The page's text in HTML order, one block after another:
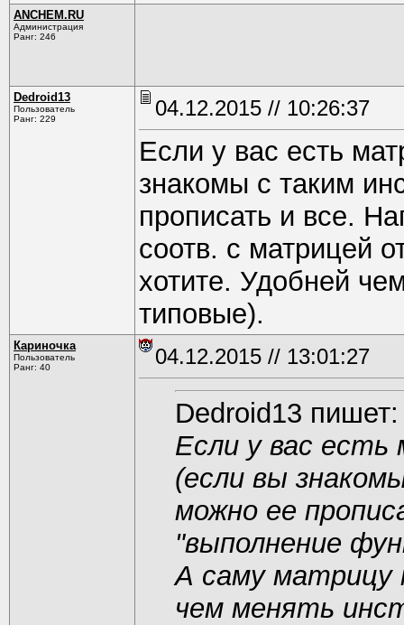
ANCHEM.RU
Администрация
Ранг: 246
Dedroid13
Пользователь
Ранг: 229
04.12.2015 // 10:26:37
Если у вас есть
знакомы с таким
прописать и все.
соотв. с матрицей
хотите. Удобней
типовые).
Кариночка
Пользователь
Ранг: 40
04.12.2015 // 13:01:27
Dedroid13 пишет:
Если у вас
(если вы
можно ее
"выполнение
А саму матрицу
чем менять